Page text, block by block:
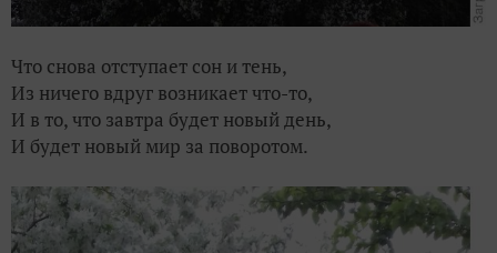
Что снова отступает сон и тень,
Из ничего вдруг возникает что-то,
И в то, что завтра будет новый день,
И будет новый мир за поворотом.